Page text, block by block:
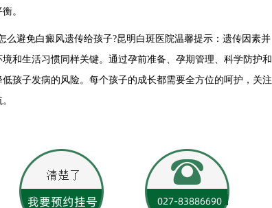
。
避免白癜风遗传给孩子?昆明白斑医院温馨提示：遗传因素并
和生活习惯同样关键。通过孕前准备、孕期管理、科学防护和
孩子发病的风险。每个孩子的成长都需要全方位的呵护，关注